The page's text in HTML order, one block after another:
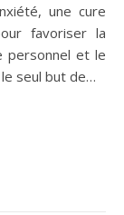
une cure
favoriser la
personnel et le
seul but de…